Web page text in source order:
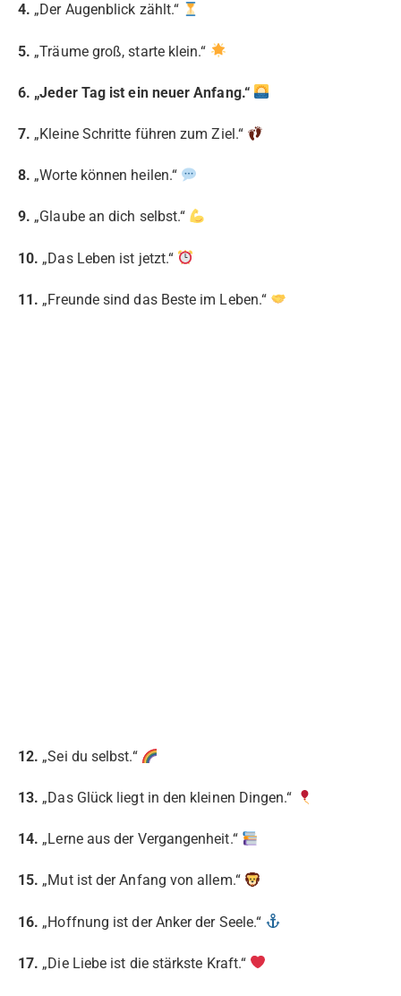
4. „Der Augenblick zählt.“
5. „Träume groß, starte klein.“
6. „Jeder Tag ist ein neuer Anfang.“
7. „Kleine Schritte führen zum Ziel.“
8. „Worte können heilen.“
9. „Glaube an dich selbst.“
10. „Das Leben ist jetzt.“
11. „Freunde sind das Beste im Leben.“
12. „Sei du selbst.“
13. „Das Glück liegt in den kleinen Dingen.“
14. „Lerne aus der Vergangenheit.“
15. „Mut ist der Anfang von allem.“
16. „Hoffnung ist der Anker der Seele.“
17. „Die Liebe ist die stärkste Kraft.“